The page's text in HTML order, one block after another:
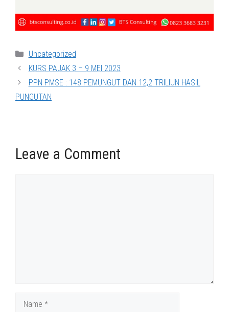
Categories
Uncategorized
KURS PAJAK 3 – 9 MEI 2023
PPN PMSE : 148 PEMUNGUT DAN 12,2 TRILIUN HASIL
PUNGUTAN
Leave a Comment